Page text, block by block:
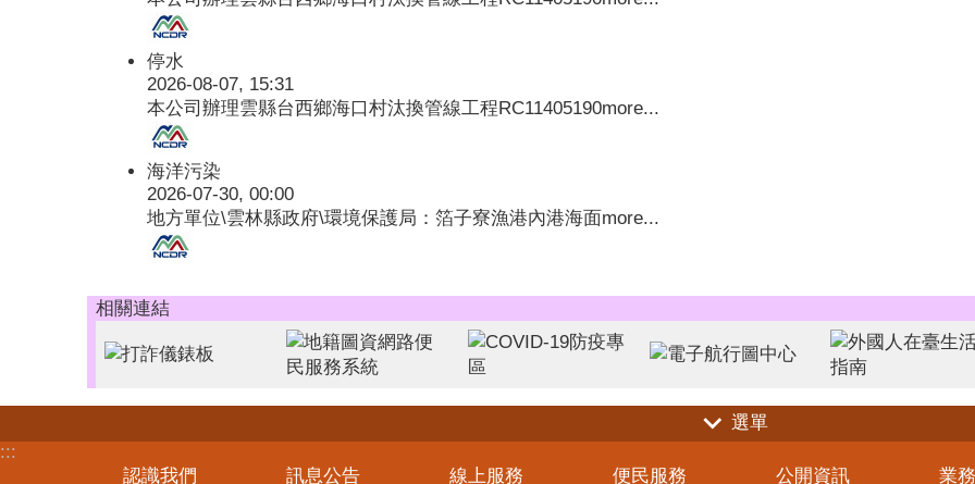
停水
2026-08-07, 15:31
本公司辦理雲縣台西鄉海口村汰換管線工程RC11405190more...
海洋污染
2026-07-30, 00:00
地方單位\雲林縣政府\環境保護局：箔子寮漁港內港海面more...
相關連結
選單
:::
認識我們
訊息公告 線上服務 便民服務 公開資訊 業